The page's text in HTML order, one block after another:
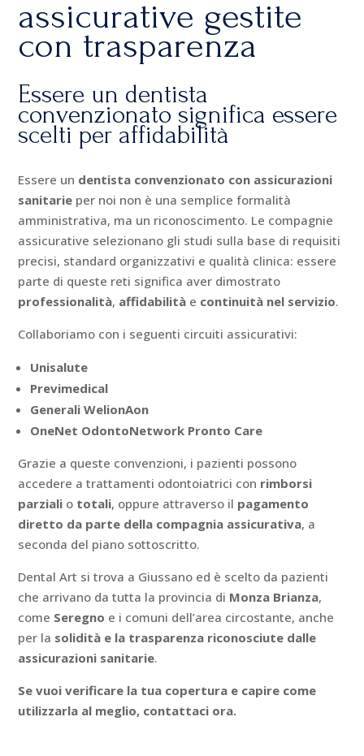
assicurative gestite
con trasparenza
Essere un dentista
convenzionato significa essere
scelti per affidabilità
Essere un dentista convenzionato con assicurazioni
sanitarie per noi non è una semplice formalità
amministrativa, ma un riconoscimento. Le compagnie
assicurative selezionano gli studi sulla base di requisiti
precisi, standard organizzativi e qualità clinica: essere
parte di queste reti significa aver dimostrato
professionalità, affidabilità e continuità nel servizio.
Collaboriamo con i seguenti circuiti assicurativi:
Unisalute
Previmedical
Generali WelionAon
OneNet OdontoNetwork Pronto Care
Grazie a queste convenzioni, i pazienti possono
accedere a trattamenti odontoiatrici con rimborsi
parziali o totali, oppure attraverso il pagamento
diretto da parte della compagnia assicurativa, a
seconda del piano sottoscritto.
Dental Art si trova a Giussano ed è scelto da pazienti
che arrivano da tutta la provincia di Monza Brianza,
come Seregno e i comuni dell’area circostante, anche
per la solidità e la trasparenza riconosciute dalle
assicurazioni sanitarie.
Se vuoi verificare la tua copertura e capire come
utilizzarla al meglio, contattaci ora.